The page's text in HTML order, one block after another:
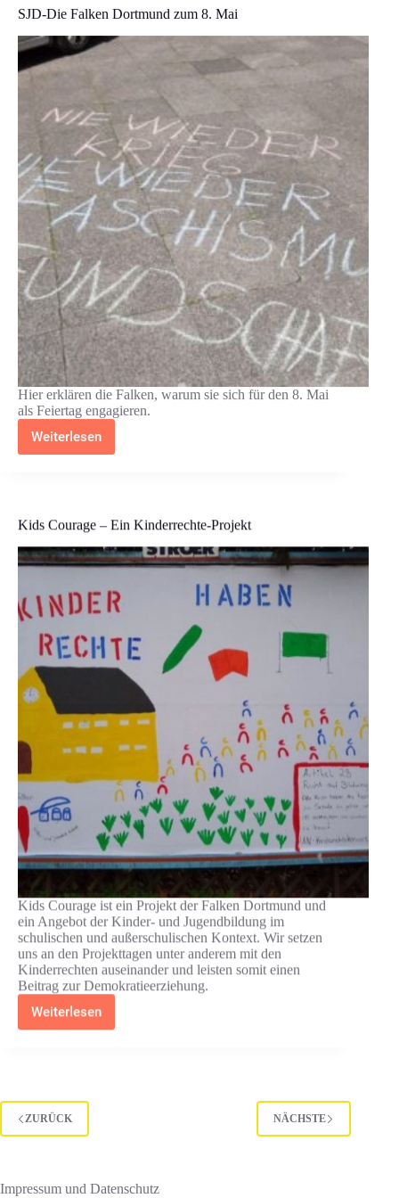
Feiertag
SJD-Die Falken Dortmund zum 8. Mai
Hier erklären die Falken, warum sie sich für den 8. Mai
als Feiertag engagieren.
Weiterlesen
SJD-
Die
8.
Kids Courage – Ein Kinderrechte-Projekt
Kids Courage ist ein Projekt der Falken Dortmund und
ein Angebot der Kinder- und Jugendbildung im
schulischen und außerschulischen Kontext. Wir setzen
uns an den Projekttagen unter anderem mit den
Kinderrechten auseinander und leisten somit einen
Beitrag zur Demokratieerziehung.
Weiterlesen
Kids
Courage
Projekt
ZURÜCK NÄCHSTE
Impressum und Datenschutz